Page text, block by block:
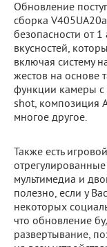
Обновление
сборка
безопасности от
вкусностей,
включая систему
жестов на основе
функции камеры с
shot, композиция
многое другое.
Также есть
мультимедиа и
полезно, если у
некоторых
что обновление
развертывание,